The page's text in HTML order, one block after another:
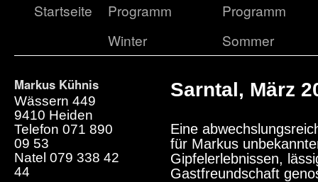
Startseite
Programm
Winter
Programm
Sommer
Markus Kühnis
Wässern 449
9410 Heiden
Telefon 071 890
09 53
Natel 079 338 42
44
Sarntal, März
Eine
für Markus
Gipfelerlebnissen,
Gastfreundschaft